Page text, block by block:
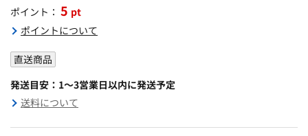
ポイント： 5 pt
ポイントについて
直送商品
発送目安：1～3営業日以内に発送予定
送料について